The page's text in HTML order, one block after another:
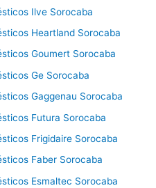
Ilve Sorocaba
Heartland Sorocaba
Goumert Sorocaba
Ge Sorocaba
Gaggenau Sorocaba
Futura Sorocaba
Frigidaire Sorocaba
Faber Sorocaba
Esmaltec Sorocaba